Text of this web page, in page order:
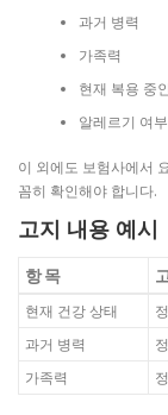
과거 병력
가족력
현재 복용 중
알레르기 여부
이 외에도 보험사에서
꼼히 확인해야 합니다.
고지 내용 예시
항목
현재 건강 상태
과거 병력
가족력